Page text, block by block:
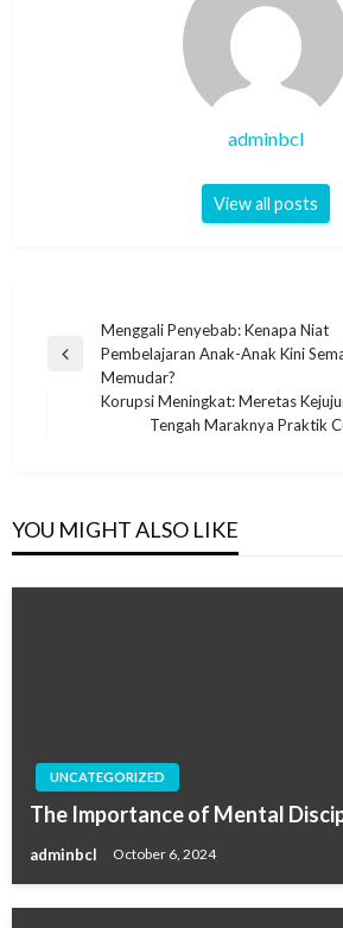
adminbcl
View all posts
navigation
Previous
Menggali Penyebab: Kenapa Niat
Pembelajaran Anak-Anak Kini
Memudar?
Korupsi Meningkat: Meretas
Tengah Maraknya Praktik
YOU MIGHT ALSO LIKE
UNCATEGORIZED
The Importance of Mental
adminbcl October 6, 2024